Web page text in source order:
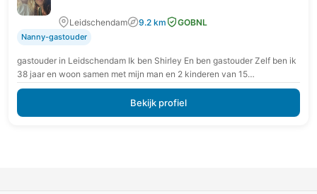
Leidschendam 9.2 km GOBNL
Nanny-gastouder
gastouder in Leidschendam Ik ben Shirley En ben gastouder Zelf ben ik
38 jaar en woon samen met mijn man en 2 kinderen van 15…
Bekijk profiel